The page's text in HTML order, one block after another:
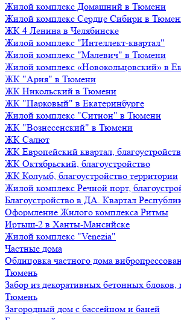
Жилой комплекс Домашний в Тюмени
Жилой комплекс Сердце Сибири в
ЖК 4 Ленина в Челябинске
Жилой комплекс "Интеллект-квартал"
Жилой комплекс "Малевич" в Тюмени
Жилой комплекс «Новокольцовский» в
ЖК "Ария" в Тюмени
ЖК Никольский в Тюмени
ЖК "Парковый" в Екатеринбурге
Жилой комплекс "Ситион" в Тюмени
ЖК "Вознесенский" в Тюмени
ЖК Салют
ЖК Европейский квартал,
ЖК Октябрьский, благоустройство
ЖК Колумб, благоустройство территории
Жилой комплекс Речной порт,
Благоустройство в ДА. Квартал
Оформление Жилого комплекса Ритмы
Иртыш-2 в Ханты-Мансийске
Жилой комплекс "Venezia"
Частные дома
Облицовка частного дома
Тюмень
Забор из декоративных бетонных блоков,
Тюмень
Загородный дом с бассейном и баней